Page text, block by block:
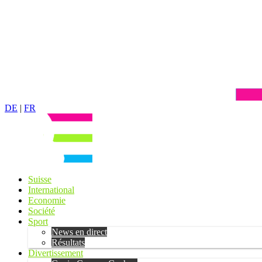
DE | FR
Suisse
International
Economie
Société
Sport
News en direct
Résultats
Divertissement